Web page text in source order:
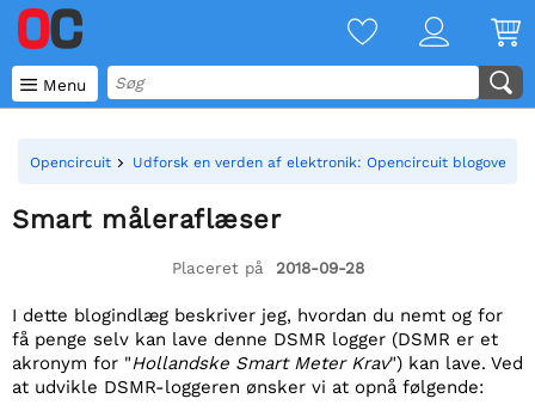
 Menu
Opencircuit Udforsk en verden af elektronik: Opencircuit blogoversigt
Smart måleraflæser
Placeret på 2018-09-28
I dette blogindlæg beskriver jeg, hvordan du nemt og for
få penge selv kan lave denne DSMR logger (DSMR er et
akronym for "Hollandske Smart Meter Krav") kan lave. Ved
at udvikle DSMR-loggeren ønsker vi at opnå følgende: